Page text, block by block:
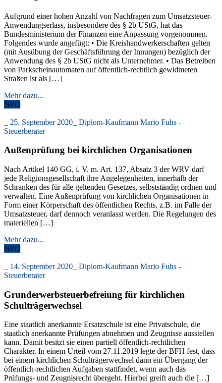
Aufgrund einer hohen Anzahl von Nachfragen zum Umsatzsteuer-
Anwendungserlass, insbesondere des § 2b UStG, hat das
Bundesministerium der Finanzen eine Anpassung vorgenommen.
Folgendes wurde angefügt: • Die Kreishandwerkerschaften gelten
(mit Ausübung der Geschäftsführung der Innungen) bezüglich der
Anwendung des § 2b UStG nicht als Unternehmer. • Das Betreiben
von Parkscheinautomaten auf öffentlich-rechtlich gewidmeten
Straßen ist als […]
Mehr dazu...
NPO
25. September 2020
Diplom-Kaufmann Mario Fuhs -
Steuerberater
Außenprüfung bei kirchlichen Organisationen
Nach Artikel 140 GG, i. V. m. Art. 137, Absatz 3 der WRV darf
jede Religionsgesellschaft ihre Angelegenheiten, innerhalb der
Schranken des für alle geltenden Gesetzes, selbstständig ordnen und
verwalten. Eine Außenprüfung von kirchlichen Organisationen in
Form einer Körperschaft des öffentlichen Rechts, z.B. im Falle der
Umsatzsteuer, darf dennoch veranlasst werden. Die Regelungen des
materiellen […]
Mehr dazu...
NPO
14. September 2020
Diplom-Kaufmann Mario Fuhs -
Steuerberater
Grunderwerbsteuerbefreiung für kirchlichen
Schulträgerwechsel
Eine staatlich anerkannte Ersatzschule ist eine Privatschule, die
staatlich anerkannte Prüfungen abnehmen und Zeugnisse ausstellen
kann. Damit besitzt sie einen partiell öffentlich-rechtlichen
Charakter. In einem Urteil vom 27.11.2019 legte der BFH fest, dass
bei einem kirchlichen Schulträgerwechsel dann ein Übergang der
öffentlich-rechtlichen Aufgaben stattfindet, wenn auch das
Prüfungs- und Zeugnisrecht übergeht. Hierbei greift auch die […]